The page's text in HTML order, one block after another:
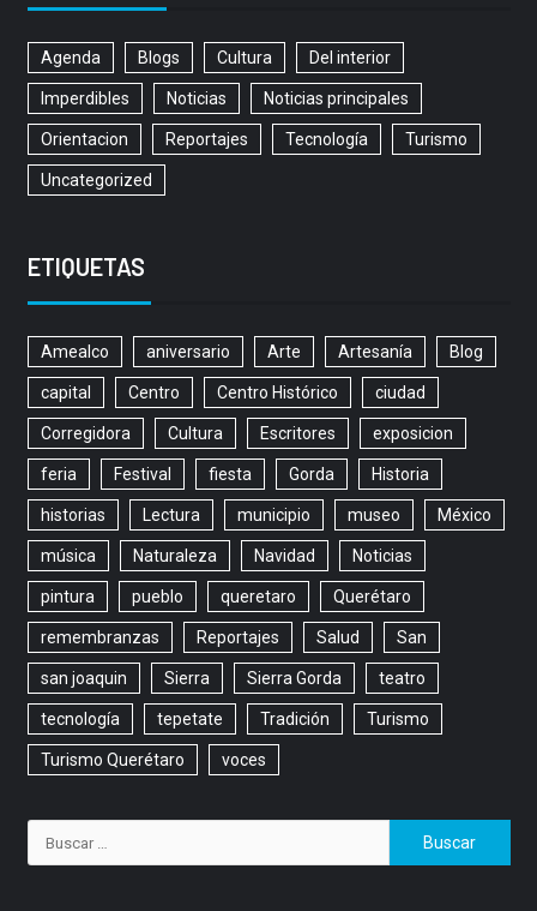
Agenda Blogs Cultura Del interior
Imperdibles Noticias Noticias principales
Orientacion Reportajes Tecnología Turismo
Uncategorized
ETIQUETAS
Amealco aniversario Arte Artesanía Blog
capital Centro Centro Histórico ciudad
Corregidora Cultura Escritores exposicion
feria Festival fiesta Gorda Historia
historias Lectura municipio museo México
música Naturaleza Navidad Noticias
pintura pueblo queretaro Querétaro
remembranzas Reportajes Salud San
san joaquin Sierra Sierra Gorda teatro
tecnología tepetate Tradición Turismo
Turismo Querétaro voces